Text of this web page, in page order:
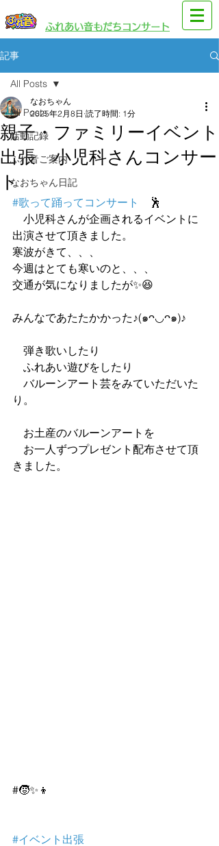
​ふれあい音もだちコンサート
記事
All Posts
活動記録
ふれ音ご案内
なおちゃん日記
All Posts
親子・ファミリーイベント
出張 小児科さんコンサー
ト
なおちゃん
2025年2月8日 読了時間: 1分
#歌って踊ってコンサート
🕺
小児科さんが企画されるイベントに
出演させて頂きました。
寒波がきて、、、
今週はとても寒いのと、、、
交通が気になりましたが✨😆
みんなであたたかかった♪(๑ᴖ◡ᴖ๑)♪
弾き歌いしたり
ふれあい遊びをしたり
バルーンアート芸をみていただいた
り。
お土産のバルーンアートを
お一人ずつプレゼント配布させて頂
きました。
#🧒✨👦
#イベント出張